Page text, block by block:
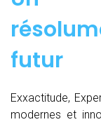
futur
Exxactitude,
modernes et